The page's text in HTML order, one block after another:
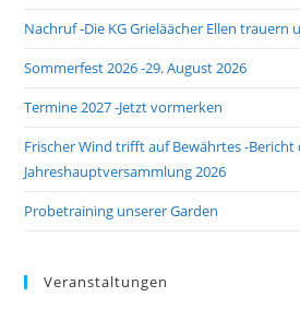
Nachruf -Die KG Grieläächer Ellen
Sommerfest 2026 -29. August 2026
Termine 2027 -Jetzt vormerken
Frischer Wind trifft auf Bewährtes -Bericht
Jahreshauptversammlung 2026
Probetraining unserer Garden
Veranstaltungen